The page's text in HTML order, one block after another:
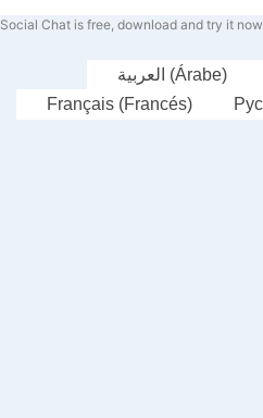
Social Chat is free, download and try it now
العربية (Árabe)
Français(Francés)